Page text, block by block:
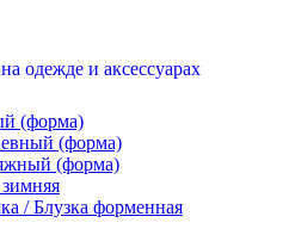
одежде и аксессуарах
(форма)
(форма)
(форма)
/ Блузка форменная